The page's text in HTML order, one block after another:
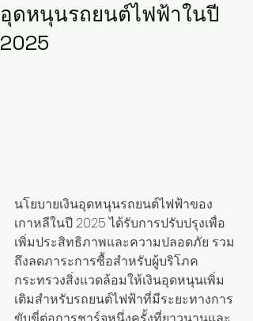
อุดหนุนรถยนต์ไฟฟ้าในปี
2025
นโยบายเงินอุดหนุนรถยนต์ไฟฟ้าของ
เกาหลีในปี 2025 ได้รับการปรับปรุงเพื่อ
เพิ่มประสิทธิภาพและความปลอดภัย รวม
ถึงลดภาระการซื้อสำหรับผู้บริโภค
กระทรวงสิ่งแวดล้อมให้เงินอุดหนุนเพิ่ม
เติมสำหรับรถยนต์ไฟฟ้าที่มีระยะทางการ